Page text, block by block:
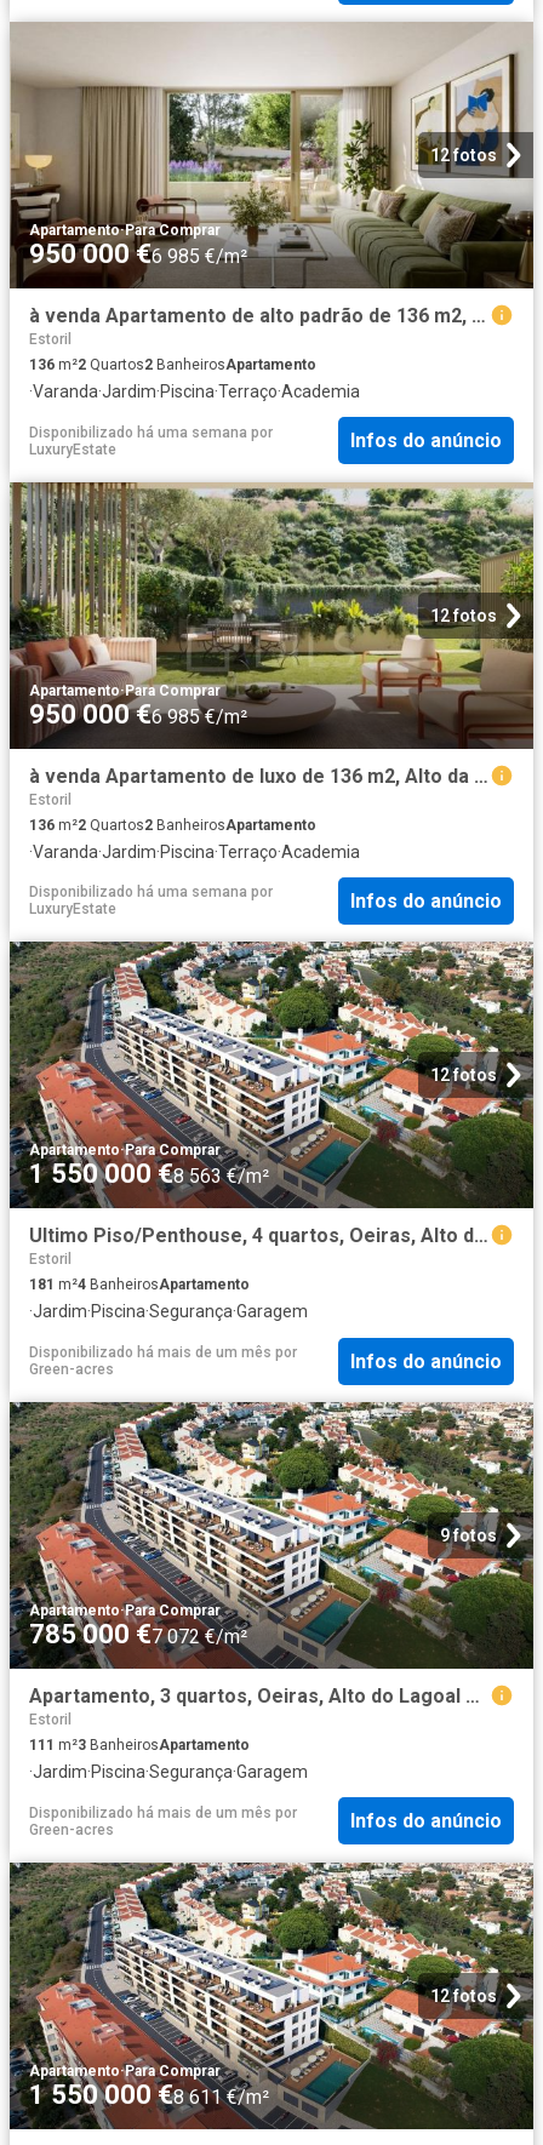
12 fotos
Apartamento·Para Comprar
950 000 €6 985 €/m²
à venda Apartamento de alto padrão de 136 m2, Alto da Terrugem, Oeiras, Lisboa
Estoril
136 m²2 Quartos2 BanheirosApartamento
·Varanda·Jardim·Piscina·Terraço·Academia
Disponibilizado há uma semana por
LuxuryEstate
Infos do anúncio
12 fotos
Apartamento·Para Comprar
950 000 €6 985 €/m²
à venda Apartamento de luxo de 136 m2, Alto da Terrugem, Oeiras, Lisboa
Estoril
136 m²2 Quartos2 BanheirosApartamento
·Varanda·Jardim·Piscina·Terraço·Academia
Disponibilizado há uma semana por
LuxuryEstate
Infos do anúncio
12 fotos
Apartamento·Para Comprar
1 550 000 €8 563 €/m²
Ultimo Piso/Penthouse, 4 quartos, Oeiras, Alto do Lagoal 181m² Paco de Arcos
Estoril
181 m²4 BanheirosApartamento
·Jardim·Piscina·Segurança·Garagem
Disponibilizado há mais de um mês por
Green-acres
Infos do anúncio
9 fotos
Apartamento·Para Comprar
785 000 €7 072 €/m²
Apartamento, 3 quartos, Oeiras, Alto do Lagoal 111m² Paco de Arcos
Estoril
111 m²3 BanheirosApartamento
·Jardim·Piscina·Segurança·Garagem
Disponibilizado há mais de um mês por
Green-acres
Infos do anúncio
12 fotos
Apartamento·Para Comprar
1 550 000 €8 611 €/m²